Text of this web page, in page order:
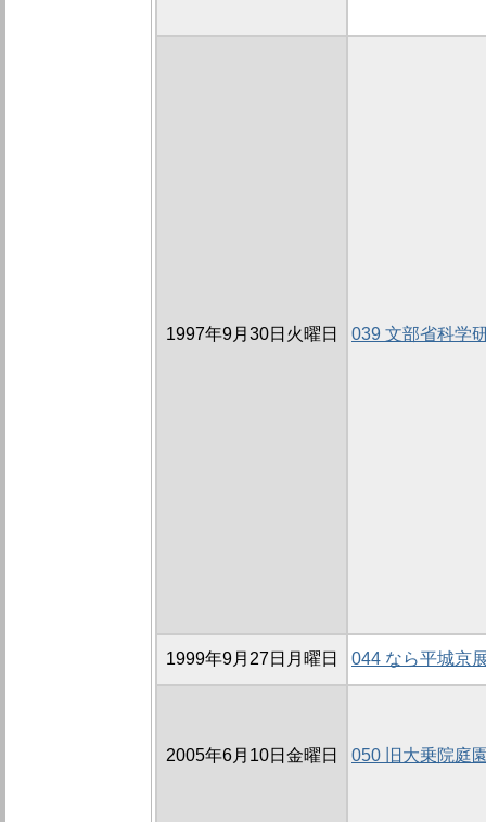
1997年9月30日火曜日 039 文部省科学
1999年9月27日月曜日 044 なら平城京
2005年6月10日金曜日 050 旧大乗院庭